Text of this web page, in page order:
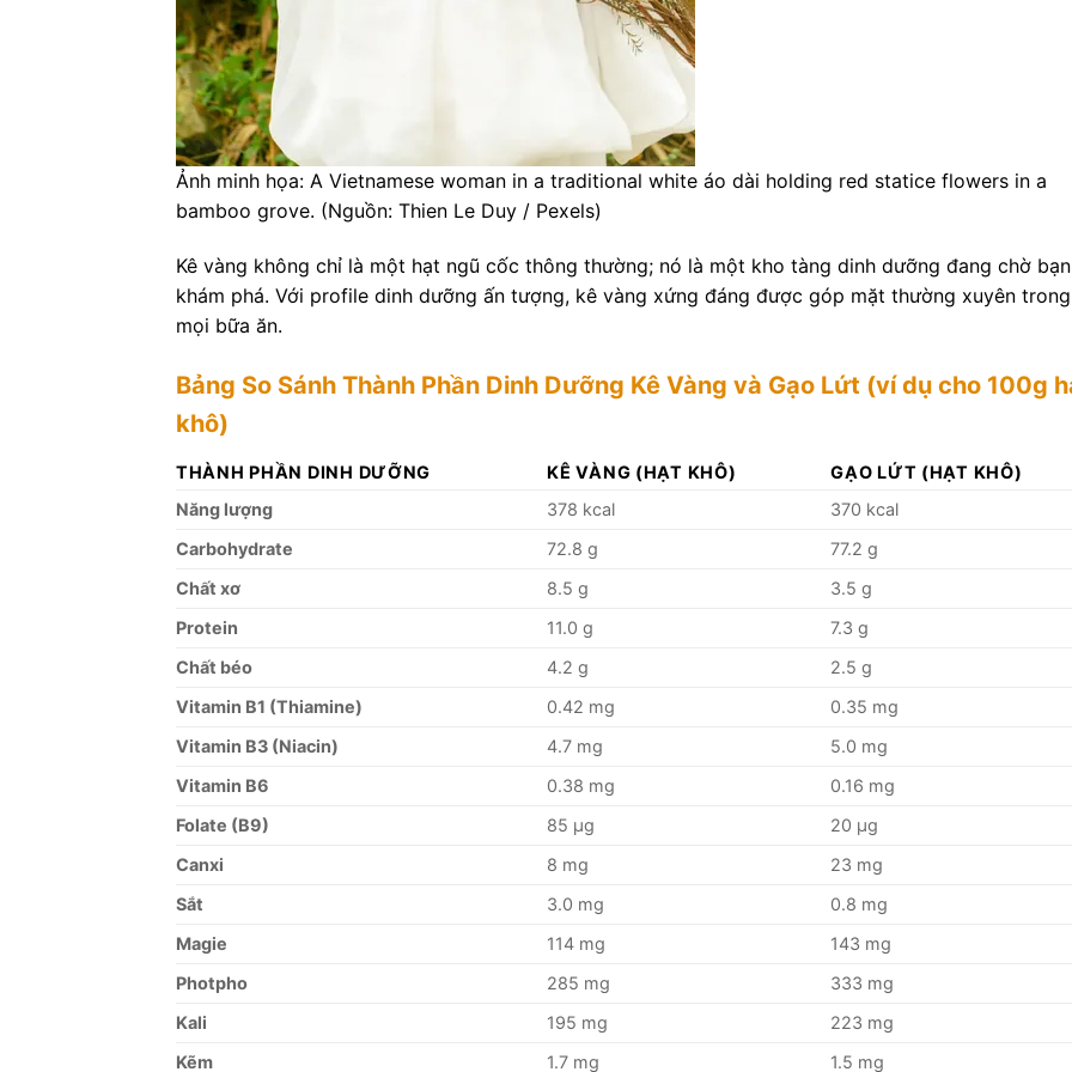
Ảnh minh họa: A Vietnamese woman in a traditional white áo dài holding red statice flowers in a
bamboo grove. (Nguồn: Thien Le Duy / Pexels)
Kê vàng không chỉ là một hạt ngũ cốc thông thường; nó là một kho tàng dinh dưỡng đang chờ bạn
khám phá. Với profile dinh dưỡng ấn tượng, kê vàng xứng đáng được góp mặt thường xuyên trong
mọi bữa ăn.
Bảng So Sánh Thành Phần Dinh Dưỡng Kê Vàng và Gạo Lứt (ví dụ cho 100g
khô)
THÀNH PHẦN DINH DƯỠNG KÊ VÀNG (HẠT KHÔ)
GẠO LỨT (HẠT KHÔ)
Năng lượng
378 kcal
370 kcal
Carbohydrate
72.8 g
77.2 g
Chất xơ
8.5 g
3.5 g
Protein
11.0 g
7.3 g
Chất béo
4.2 g
2.5 g
Vitamin B1 (Thiamine)
0.42 mg
0.35 mg
Vitamin B3 (Niacin)
4.7 mg
5.0 mg
Vitamin B6
0.38 mg
0.16 mg
Folate (B9)
85 µg
20 µg
Canxi
8 mg
23 mg
Sắt
3.0 mg
0.8 mg
Magie
114 mg
143 mg
Photpho
285 mg
333 mg
Kali
195 mg
223 mg
Kẽm
1.7 mg 1.5 mg